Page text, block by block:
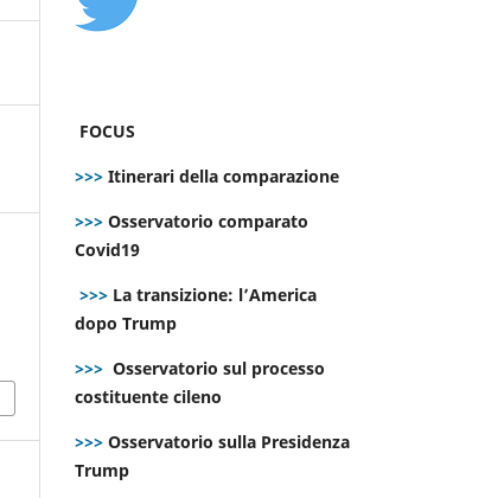
FOCUS
>>> Itinerari della comparazione
>>> Osservatorio comparato
Covid19
>>> La transizione: l’America
dopo Trump
>>> Osservatorio sul processo
costituente cileno
>>> Osservatorio sulla Presidenza
Trump